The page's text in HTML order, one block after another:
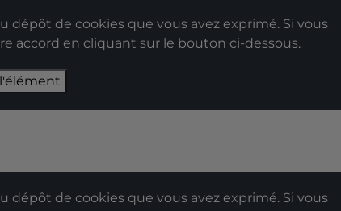
de cookies que vous avez exprimé. Si vous
accord en cliquant sur le bouton ci-dessous.
de cookies que vous avez exprimé. Si vous